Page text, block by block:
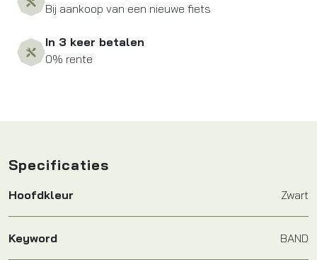
Bij aankoop van een nieuwe fiets
In 3 keer betalen
0% rente
Specificaties
Hoofdkleur Zwart
Keyword BAND